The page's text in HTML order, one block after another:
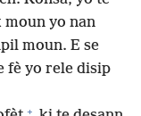
moun yo nan
moun. E se
fè yo rele disip
+